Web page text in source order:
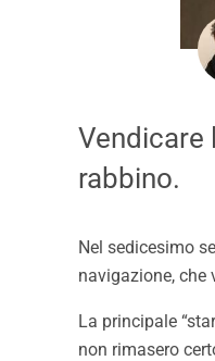
Vendicare
rabbino.
Nel sedicesimo
navigazione, che
La principale
non rimasero